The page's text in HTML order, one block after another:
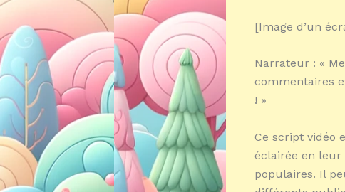
[Image d’un
Narrateur : «
commentaires
! »
Ce script vidéo
éclairée en leur
populaires. Il